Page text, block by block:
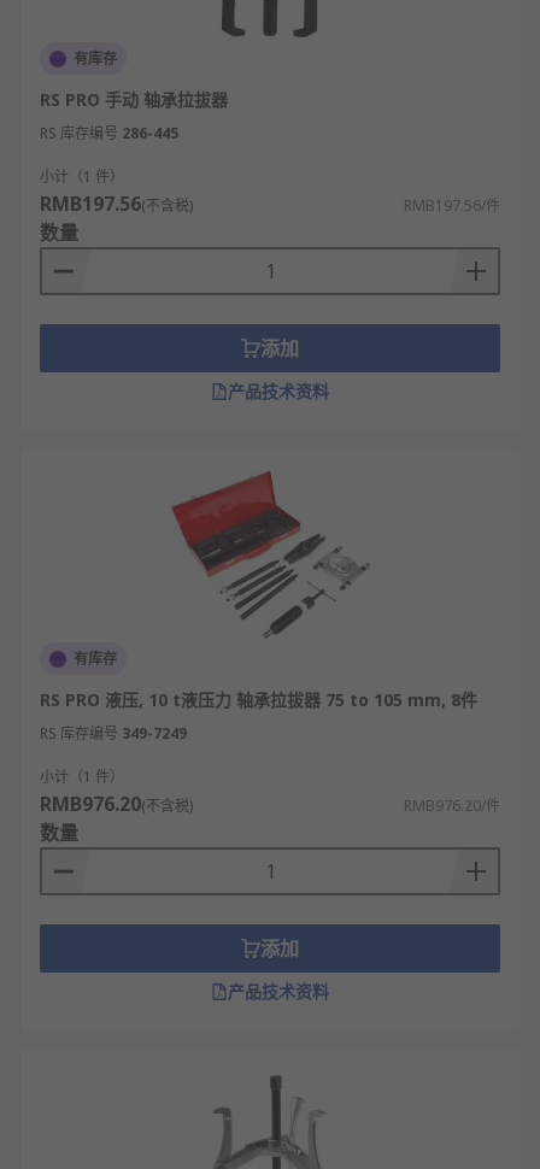
有库存
RS PRO 手动 轴承拉拔器
RS 库存编号 286-445
小计（1 件）
RMB197.56(不含税) RMB197.56/件
数量
添加
产品技术资料
有库存
RS PRO 液压, 10 t液压力 轴承拉拔器 75 to 105 mm, 8件
RS 库存编号 349-7249
小计（1 件）
RMB976.20(不含税) RMB976.20/件
数量
添加
产品技术资料